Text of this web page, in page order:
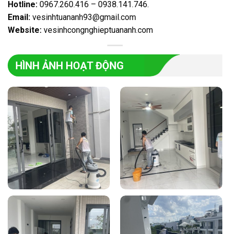
Hotline: 0967.260.416 – 0938.141.746.
Email: vesinhtuananh93@gmail.com
Website: vesinhcongnghieptuananh.com
HÌNH ẢNH HOẠT ĐỘNG